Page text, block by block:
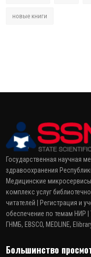
новые книги
Государственная научная
здравоохранения
Медицинские
комплекс услуг
читателей | Регистрация и
обеспечение по темам НИР
ГНМБ, EBSCO, MEDLINE,
Большинство